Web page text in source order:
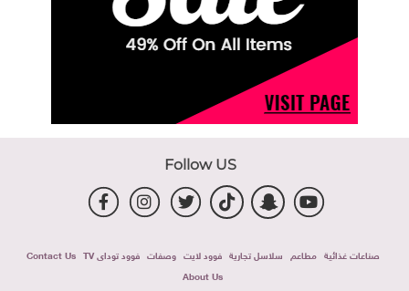
Follow US
صناعات غذائية مطاعم سلاسل تجارية فوود لايت وصفات فوود توداى TV
Contact Us
About Us